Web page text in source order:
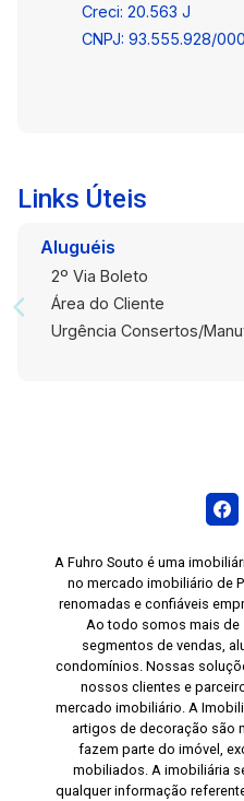
Creci: 20.563 J
CNPJ: 93.555.928/
Links Úteis
Aluguéis
2º Via Boleto
Área do Cliente
Urgência Consertos/
A Fuhro Souto é uma
no mercado imobiliário de
renomadas e confiáveis
Ao todo somos mais de
segmentos de vendas,
condomínios. Nossas
nossos clientes e
mercado imobiliário. A
artigos de decoração são
fazem parte do imóvel,
mobiliados. A imobiliária
qualquer informação